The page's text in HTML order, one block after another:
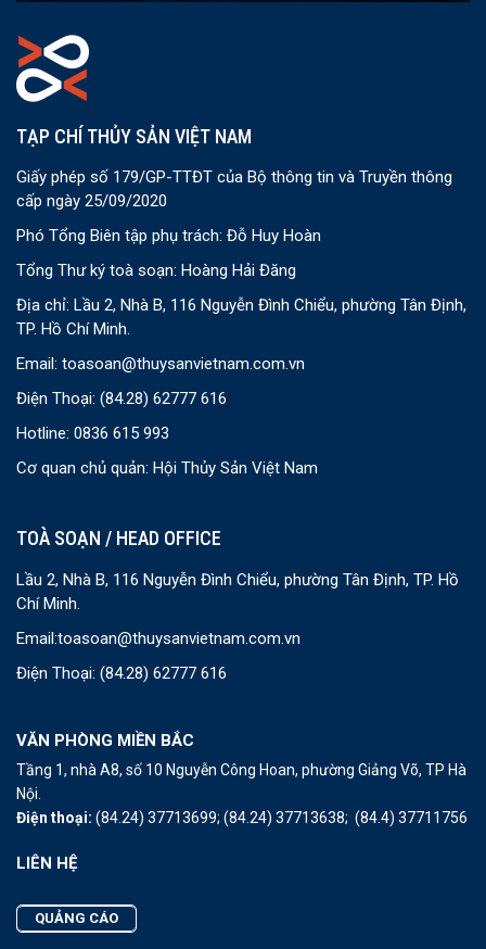
TẠP CHÍ THỦY SẢN VIỆT NAM
Giấy phép số 179/GP-TTĐT của Bộ thông tin và Truyền thông
cấp ngày 25/09/2020
Phó Tổng Biên tập phụ trách: Đỗ Huy Hoàn
Tổng Thư ký toà soạn: Hoàng Hải Đăng
Địa chỉ: Lầu 2, Nhà B, 116 Nguyễn Đình Chiểu, phường Tân Định,
TP. Hồ Chí Minh.
Email: toasoan@thuysanvietnam.com.vn
Điện Thoại: (84.28) 62777 616
Hotline: 0836 615 993
Cơ quan chủ quản: Hội Thủy Sản Việt Nam
TOÀ SOẠN / HEAD OFFICE
Lầu 2, Nhà B, 116 Nguyễn Đình Chiểu, phường Tân Định, TP. Hồ
Chí Minh.
Email:toasoan@thuysanvietnam.com.vn
Điện Thoại: (84.28) 62777 616
VĂN PHÒNG MIỀN BẮC
Tầng 1, nhà A8, số 10 Nguyễn Công Hoan, phường Giảng Võ, TP Hà
Nội.
Điện thoại: (84.24) 37713699; (84.24) 37713638; (84.4) 37711756
LIÊN HỆ
QUẢNG CÁO